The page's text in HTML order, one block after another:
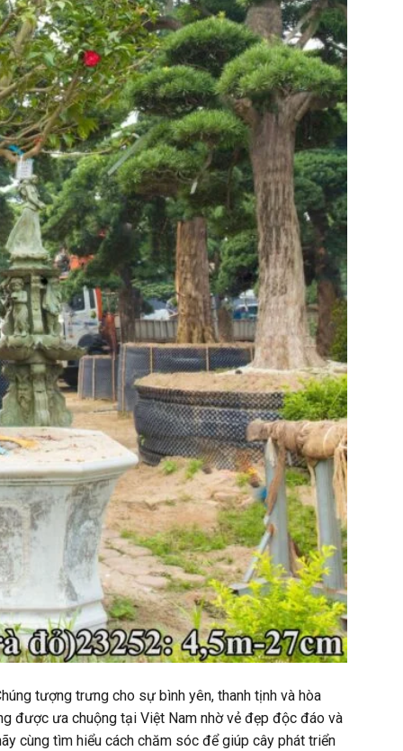
tượng trưng cho sự bình yên, thanh tịnh và hòa
được ưa chuộng tại Việt Nam nhờ vẻ đẹp độc đáo và
cùng tìm hiểu cách chăm sóc để giúp cây phát triển